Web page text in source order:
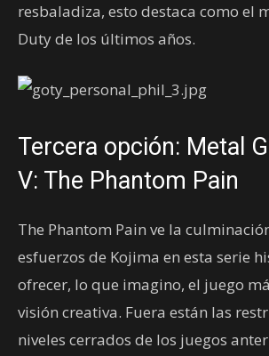
resbaladiza, esto destaca como el
Duty de los últimos años.
Tercera opción: Metal
V: The Phantom Pain
The Phantom Pain ve la
esfuerzos de Kojima en esta serie
ofrecer, lo que imagino, el juego
visión creativa. Fuera están las
niveles cerrados de los juegos